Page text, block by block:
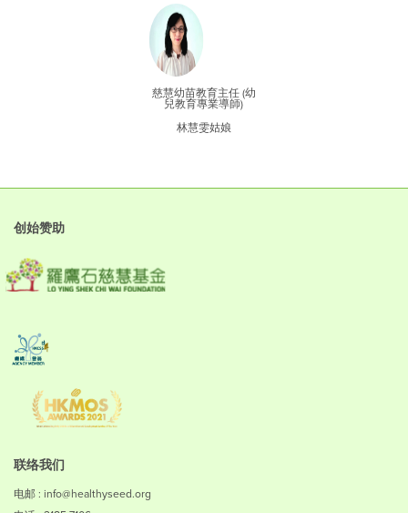
慈慧幼苗教育主任 (幼
兒教育專業導師)
林慧雯姑娘
创始赞助
联络我们
电邮 : info@healthyseed.org